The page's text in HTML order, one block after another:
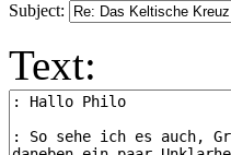
Subject:
Text: